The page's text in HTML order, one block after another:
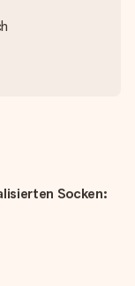
Socken: